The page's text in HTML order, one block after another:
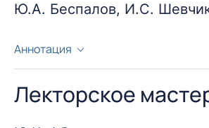
психосоциальные стрессоры.
Ю.А. Беспалов, И.С.
Аннотация
В целях повышения качества
технологий в процесс обучения
Лекторское